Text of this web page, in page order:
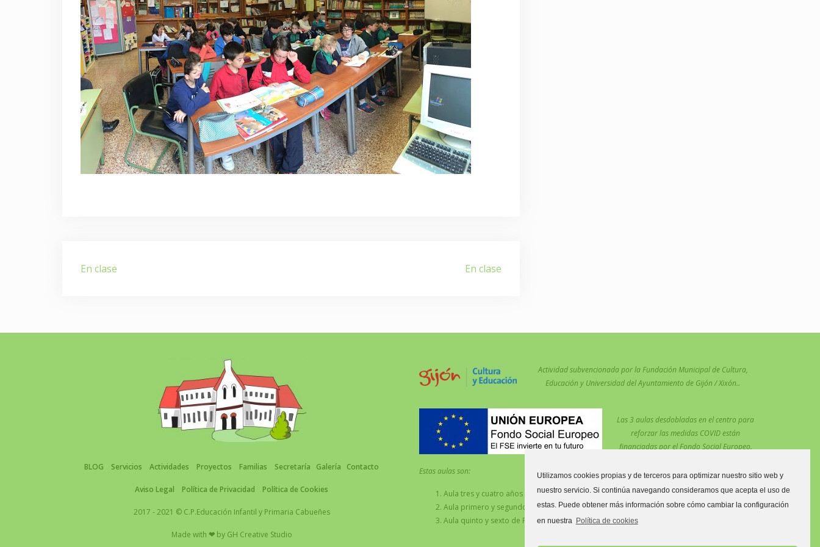
Navegación
En clase En clase
BLOG Servicios Actividades Proyectos Familias Secretaría Galería Contacto
Aviso Legal Política de Privacidad Política de Cookies
2017 - 2021 © C.P.Educación Infantil y Primaria Cabueñes
Made with ❤by GH Creative Studio
Actividad subvencionada por la Fundación Municipal de Cultura,
Educación y Universidad del Ayuntamiento de Gijón / Xixón..
Las 3 aulas desdobladas en el centro para
reforzar las medidas COVID están
financiadas por el Fondo Social Europeo.
Estas aulas son:
Aula tres y cuatro años C.
Aula primero y segundo de Primaria C.
Aula quinto y sexto de Primaria C.
Utilizamos cookies propias y de terceros para optimizar nuestro sitio web y
nuestro servicio. Si continúa navegando consideramos que acepta el uso de
estas. Puede obtener más información sobre cómo cambiar la configuración
en nuestra Política de cookies